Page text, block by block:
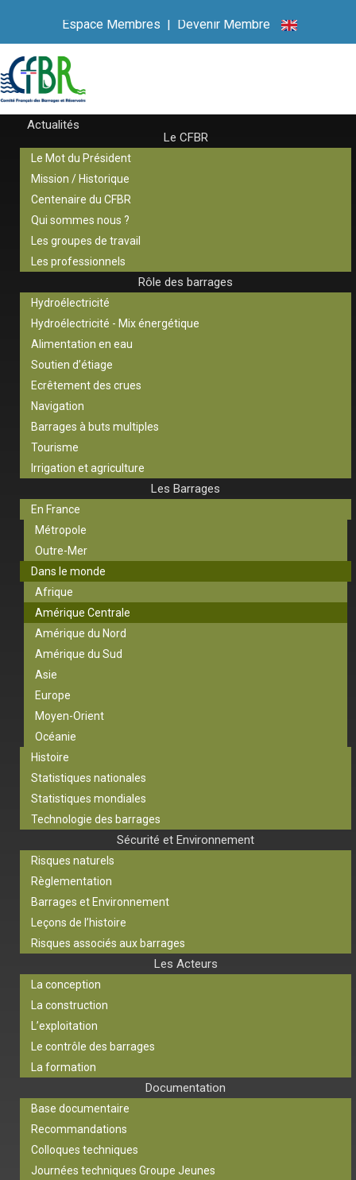
Espace Membres | Devenir Membre
Actualités
Le CFBR
Le Mot du Président
Mission / Historique
Centenaire du CFBR
Qui sommes nous ?
Les groupes de travail
Les professionnels
Rôle des barrages
Hydroélectricité
Hydroélectricité - Mix énergétique
Alimentation en eau
Soutien d’étiage
Ecrêtement des crues
Navigation
Barrages à buts multiples
Tourisme
Irrigation et agriculture
Les Barrages
En France
Métropole
Outre-Mer
Dans le monde
Afrique
Amérique Centrale
Amérique du Nord
Amérique du Sud
Asie
Europe
Moyen-Orient
Océanie
Histoire
Statistiques nationales
Statistiques mondiales
Technologie des barrages
Sécurité et Environnement
Risques naturels
Règlementation
Barrages et Environnement
Leçons de l’histoire
Risques associés aux barrages
Les Acteurs
La conception
La construction
L’exploitation
Le contrôle des barrages
La formation
Documentation
Base documentaire
Recommandations
Colloques techniques
Journées techniques Groupe Jeunes